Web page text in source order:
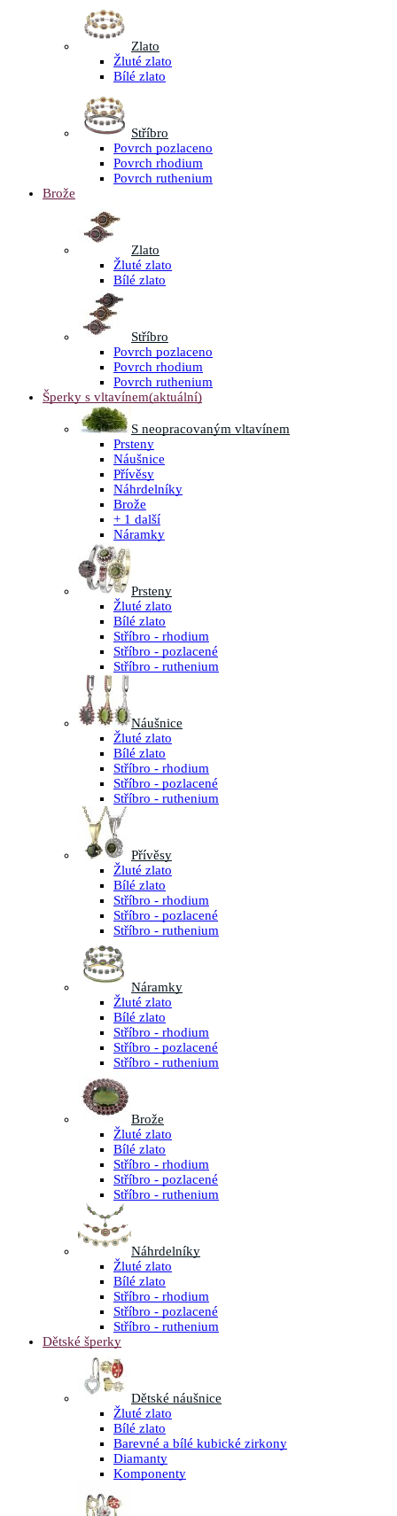
Zlato
Žluté zlato
Bílé zlato
Stříbro
Povrch pozlaceno
Povrch rhodium
Povrch ruthenium
Brože
Zlato
Žluté zlato
Bílé zlato
Stříbro
Povrch pozlaceno
Povrch rhodium
Povrch ruthenium
Šperky s vltavínem(aktuální)
S neopracovaným vltavínem
Prsteny
Náušnice
Přívěsy
Náhrdelníky
Brože
+ 1 další
Náramky
Prsteny
Žluté zlato
Bílé zlato
Stříbro - rhodium
Stříbro - pozlacené
Stříbro - ruthenium
Náušnice
Žluté zlato
Bílé zlato
Stříbro - rhodium
Stříbro - pozlacené
Stříbro - ruthenium
Přívěsy
Žluté zlato
Bílé zlato
Stříbro - rhodium
Stříbro - pozlacené
Stříbro - ruthenium
Náramky
Žluté zlato
Bílé zlato
Stříbro - rhodium
Stříbro - pozlacené
Stříbro - ruthenium
Brože
Žluté zlato
Bílé zlato
Stříbro - rhodium
Stříbro - pozlacené
Stříbro - ruthenium
Náhrdelníky
Žluté zlato
Bílé zlato
Stříbro - rhodium
Stříbro - pozlacené
Stříbro - ruthenium
Dětské šperky
Dětské náušnice
Žluté zlato
Bílé zlato
Barevné a bílé kubické zirkony
Diamanty
Komponenty